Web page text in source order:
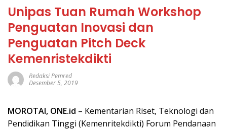
Unipas Tuan Rumah Workshop
Penguatan Inovasi dan
Penguatan Pitch Deck
Kemenristekdikti
Redaksi Pemred
Desember 5, 2019
MOROTAI, ONE.id – Kementarian Riset, Teknologi dan
Pendidikan Tinggi (Kemenritekdikti) Forum Pendanaan